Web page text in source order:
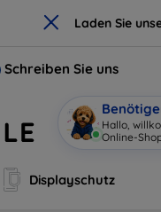
× Laden Sie
Schreiben Sie uns
Hallo,
Online-
Displayschutz